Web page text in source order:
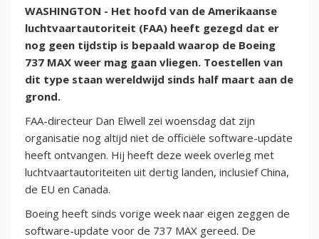
WASHINGTON - Het hoofd van de Amerikaanse
luchtvaartautoriteit (FAA) heeft gezegd dat er
nog geen tijdstip is bepaald waarop de Boeing
737 MAX weer mag gaan vliegen. Toestellen van
dit type staan wereldwijd sinds half maart aan de
grond.
FAA-directeur Dan Elwell zei woensdag dat zijn
organisatie nog altijd niet de officiële software-update
heeft ontvangen. Hij heeft deze week overleg met
luchtvaartautoriteiten uit dertig landen, inclusief China,
de EU en Canada.
Boeing heeft sinds vorige week naar eigen zeggen de
software-update voor de 737 MAX gereed. De